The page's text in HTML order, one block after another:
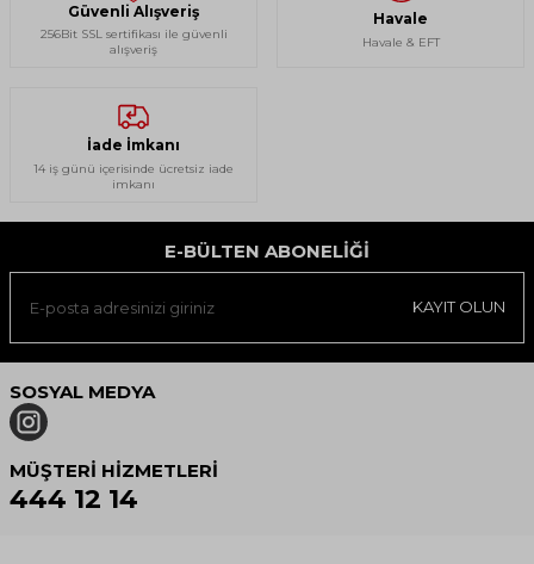
Güvenli Alışveriş
256Bit SSL sertifikası ile güvenli
alışveriş
Havale
Havale & EFT
İade İmkanı
14 iş günü içerisinde ücretsiz iade
imkanı
E-BÜLTEN ABONELIĞI
KAYIT OLUN
SOSYAL MEDYA
MÜŞTERI HIZMETLERI
444 12 14